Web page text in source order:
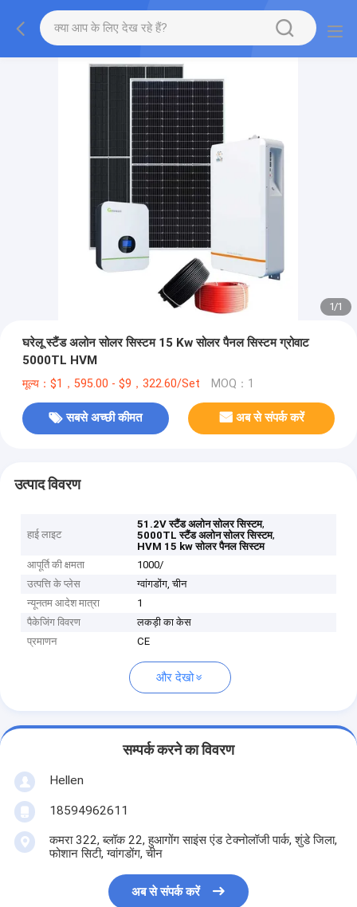
1/1
घरेलू स्टैंड अलोन सोलर सिस्टम 15 Kw सोलर पैनल सिस्टम ग्रोवाट
5000TL HVM
मूल्य：$1，595.00 - $9，322.60/Set MOQ：1
सबसे अच्छी कीमत अब से संपर्क करें
उत्पाद विवरण
हाई लाइट
51.2V स्टैंड अलोन सोलर सिस्टम,
5000TL स्टैंड अलोन सोलर सिस्टम,
HVM 15 kw सोलर पैनल सिस्टम
आपूर्ति की क्षमता
1000/
उत्पत्ति के प्लेस
ग्वांगडोंग, चीन
न्यूनतम आदेश मात्रा
1
पैकेजिंग विवरण
लकड़ी का केस
प्रमाणन
CE
और देखो
सम्पर्क करने का विवरण
Hellen
18594962611
कमरा 322, ब्लॉक 22, हुआगोंग साइंस एंड टेक्नोलॉजी पार्क, शुंडे जिला,
फोशान सिटी, ग्वांगडोंग, चीन
अब से संपर्क करें